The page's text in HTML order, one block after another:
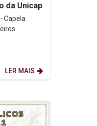
da Unicap
Capela
LER MAIS